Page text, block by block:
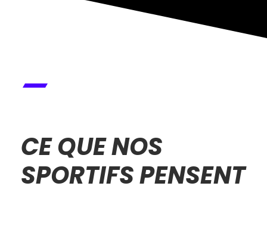
CE QUE NOS
SPORTIFS PENSENT